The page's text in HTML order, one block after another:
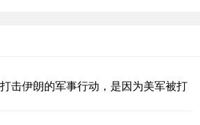
击伊朗的军事行动，是因为美军被打